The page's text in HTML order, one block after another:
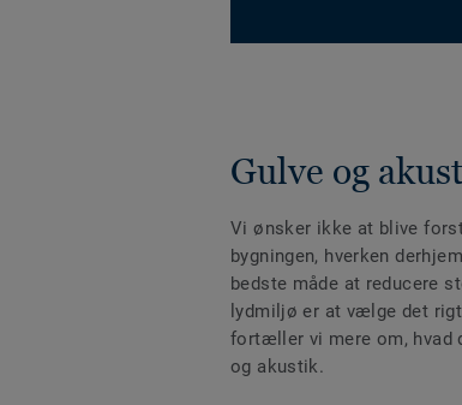
Gulve og
Vi ønsker ikke at blive
bygningen, hverken
bedste måde at reducere
lydmiljø er at vælge det
fortæller vi mere om, hvad
og akustik.